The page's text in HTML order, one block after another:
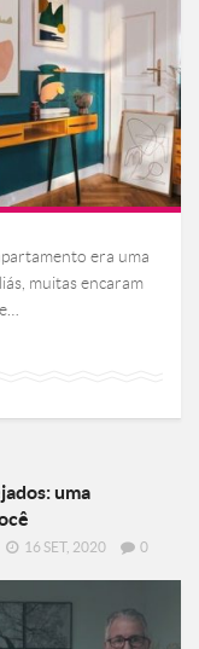
era uma
muitas encaram
uma
16 SET, 2020 0